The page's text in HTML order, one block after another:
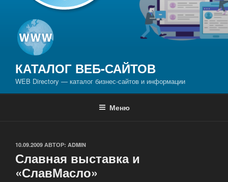
КАТАЛОГ ВЕБ-САЙТОВ
WEB Directory — каталог бизнес-сайтов и информации
Меню
ОПУБЛИКОВАНО
10.09.2009 АВТОР: ADMIN
Славная выставка и
«СлавМасло»